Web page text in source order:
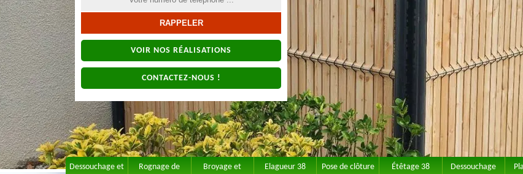
VOIR NOS RÉALISATIONS
CONTACTEZ-NOUS !
Dessouchage et
Rognage de
Broyage et
Elagueur 38
Pose de clôture
Étêtage 38
Dessouchage